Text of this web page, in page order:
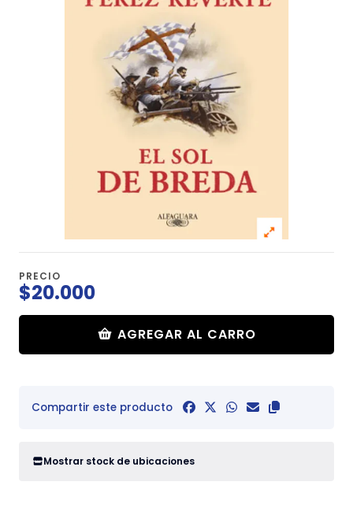
PRECIO
$20.000
AGREGAR AL CARRO
Compartir este producto
Mostrar stock de ubicaciones